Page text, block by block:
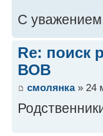
С
Re: поиск
ВОВ
смолянка» 24